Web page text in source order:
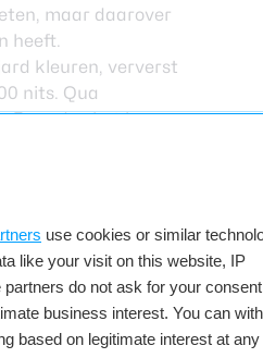
use cookies or similar
like your visit on this website, IP
do not ask for your
business interest. You can
based on legitimate interest at
maar daarover
heeft.
kleuren, ververst
nits. Qua
5 op, dus het kan
met IP-68 ook
hoge
zo’n levendig
Houd er wel rekening
processor inzit, dus
zal de telefoon
zeker niet
weinig van.